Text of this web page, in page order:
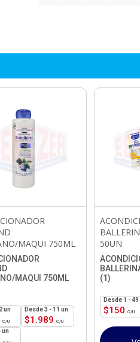
MAQUI 750ML
MAQUI 750ML
un
$1.989
3 - 11 un
un
50UN
(1)
$150
1 - 49